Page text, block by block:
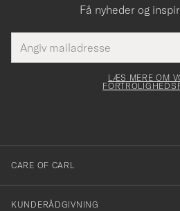
Få nyheder og
mailadresse
skal
Tack
för
dig
till
vårt
nyhetsbrev!
LÆS MERE OM
CARE OF CARL
KUNDERÅDGIVNING